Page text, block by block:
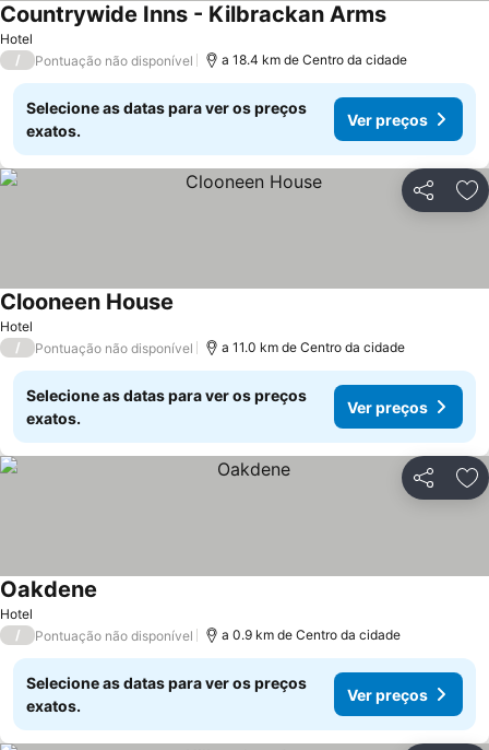
Hotel
Countrywide Inns - Kilbrackan Arms
/ Pontuação não disponível a 18.4 km de Centro da cidade
Selecione as datas para ver os preços
exatos.
Ver preços
Partilhar
Hotel
Clooneen House
/ Pontuação não disponível a 11.0 km de Centro da cidade
Selecione as datas para ver os preços
exatos.
Ver preços
Partilhar
Hotel
Oakdene
/ Pontuação não disponível a 0.9 km de Centro da cidade
Selecione as datas para ver os preços
exatos.
Ver preços